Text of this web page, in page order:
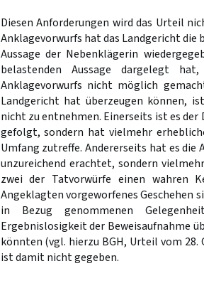
Diesen Anforderungen wird das Urteil
Anklagevorwurfs hat das Landgericht die
Aussage der Nebenklägerin
belastenden Aussage dargelegt
Anklagevorwurfs nicht möglich
Landgericht hat überzeugen können,
nicht zu entnehmen. Einerseits ist es
gefolgt, sondern hat vielmehr
Umfang zutreffe. Andererseits hat es
unzureichend erachtet, sondern
zwei der Tatvorwürfe einen wahren
Angeklagten vorgeworfenes Geschehen
in Bezug genommenen
Ergebnislosigkeit der Beweisaufnahme
könnten (vgl. hierzu BGH, Urteil vom
ist damit nicht gegeben.